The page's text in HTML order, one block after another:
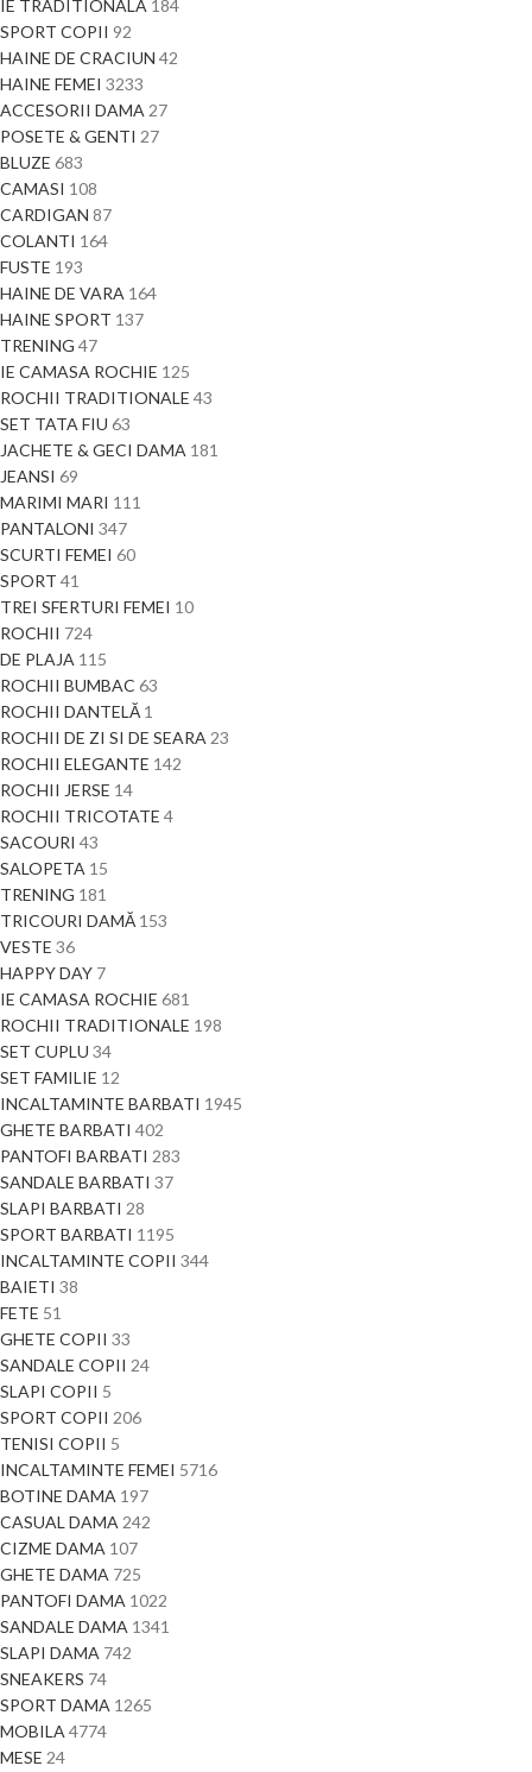
IE TRADITIONALA 184
SPORT COPII 92
HAINE DE CRACIUN 42
HAINE FEMEI 3233
ACCESORII DAMA 27
POSETE & GENTI 27
BLUZE 683
CAMASI 108
CARDIGAN 87
COLANTI 164
FUSTE 193
HAINE DE VARA 164
HAINE SPORT 137
TRENING 47
IE CAMASA ROCHIE 125
ROCHII TRADITIONALE 43
SET TATA FIU 63
JACHETE & GECI DAMA 181
JEANSI 69
MARIMI MARI 111
PANTALONI 347
SCURTI FEMEI 60
SPORT 41
TREI SFERTURI FEMEI 10
ROCHII 724
DE PLAJA 115
ROCHII BUMBAC 63
ROCHII DANTELĂ 1
ROCHII DE ZI SI DE SEARA 23
ROCHII ELEGANTE 142
ROCHII JERSE 14
ROCHII TRICOTATE 4
SACOURI 43
SALOPETA 15
TRENING 181
TRICOURI DAMĂ 153
VESTE 36
HAPPY DAY 7
IE CAMASA ROCHIE 681
ROCHII TRADITIONALE 198
SET CUPLU 34
SET FAMILIE 12
INCALTAMINTE BARBATI 1945
GHETE BARBATI 402
PANTOFI BARBATI 283
SANDALE BARBATI 37
SLAPI BARBATI 28
SPORT BARBATI 1195
INCALTAMINTE COPII 344
BAIETI 38
FETE 51
GHETE COPII 33
SANDALE COPII 24
SLAPI COPII 5
SPORT COPII 206
TENISI COPII 5
INCALTAMINTE FEMEI 5716
BOTINE DAMA 197
CASUAL DAMA 242
CIZME DAMA 107
GHETE DAMA 725
PANTOFI DAMA 1022
SANDALE DAMA 1341
SLAPI DAMA 742
SNEAKERS 74
SPORT DAMA 1265
MOBILA 4774
MESE 24